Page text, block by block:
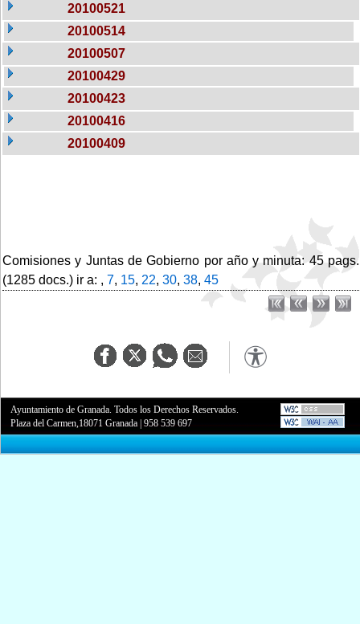
20100521
20100514
20100507
20100429
20100423
20100416
20100409
Comisiones y Juntas de Gobierno por año y minuta: 45 pags.
(1285 docs.) ir a: , 7, 15, 22, 30, 38, 45
Ayuntamiento de Granada. Todos los Derechos Reservados.
Plaza del Carmen,18071 Granada |958 539 697